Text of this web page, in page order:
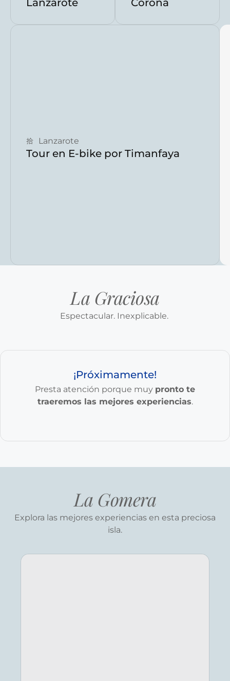
Lanzarote Corona
Lanzarote
Tour en E-bike por Timanfaya
La Graciosa
Espectacular. Inexplicable.
¡Próximamente!
Presta atención porque muy pronto te
traeremos las mejores experiencias.
La Gomera
Explora las mejores experiencias en esta preciosa
isla.